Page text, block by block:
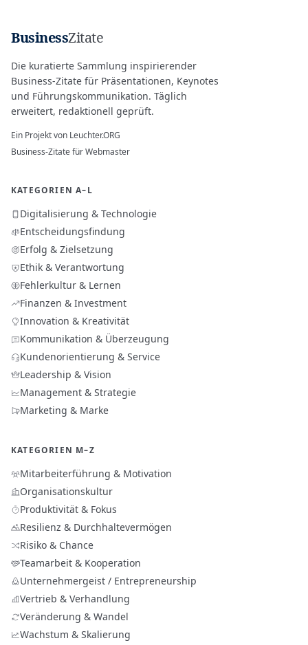
BusinessZitate
Die kuratierte Sammlung inspirierender
Business-Zitate für Präsentationen, Keynotes
und Führungskommunikation. Täglich
erweitert, redaktionell geprüft.
Ein Projekt von Leuchter.ORG
Business-Zitate für Webmaster
KATEGORIEN A–L
Digitalisierung & Technologie
Entscheidungsfindung
Erfolg & Zielsetzung
Ethik & Verantwortung
Fehlerkultur & Lernen
Finanzen & Investment
Innovation & Kreativität
Kommunikation & Überzeugung
Kundenorientierung & Service
Leadership & Vision
Management & Strategie
Marketing & Marke
KATEGORIEN M–Z
Mitarbeiterführung & Motivation
Organisationskultur
Produktivität & Fokus
Resilienz & Durchhaltevermögen
Risiko & Chance
Teamarbeit & Kooperation
Unternehmergeist / Entrepreneurship
Vertrieb & Verhandlung
Veränderung & Wandel
Wachstum & Skalierung